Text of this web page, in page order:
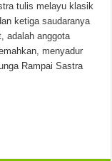
tulis melayu klasik
ketiga saudaranya
adalah anggota
menyadur
Rampai Sastra